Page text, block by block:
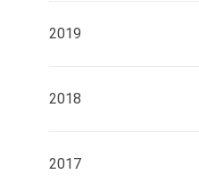
2019
2018
2017